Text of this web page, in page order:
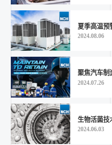
法律条款
好色先生官网TV研讨会
2024.08.06
2024.07.26
2024.06.03